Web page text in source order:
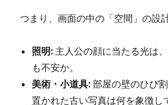
つまり、画面の中の「空間」の設
照明: 主人公の顔に当たる光は
も不安か。
美術・小道具: 部屋の壁のひび
置かれた古い写真は何を象徴し